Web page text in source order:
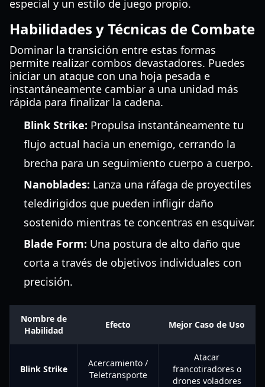
especial y un estilo de juego propio.
Habilidades y Técnicas de Combate
Dominar la transición entre estas formas
permite realizar combos devastadores. Puedes
iniciar un ataque con una hoja pesada e
instantáneamente cambiar a una unidad más
rápida para finalizar la cadena.
Blink Strike: Propulsa instantáneamente tu
flujo actual hacia un enemigo, cerrando la
brecha para un seguimiento cuerpo a cuerpo.
Nanoblades: Lanza una ráfaga de proyectiles
teledirigidos que pueden infligir daño
sostenido mientras te concentras en esquivar.
Blade Form: Una postura de alto daño que
corta a través de objetivos individuales con
precisión.
Nombre de
Habilidad
Efecto Mejor Caso de Uso
Blink Strike
Acercamiento /
Teletransporte
Atacar
francotiradores o
drones voladores